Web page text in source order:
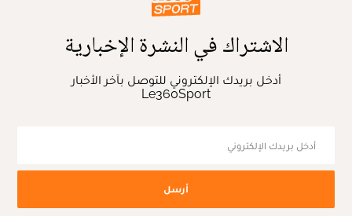
الاشتراك في النشرة الإخبارية
أدخل بريدك الإلكتروني للتوصل بآخر الأخبار
Le360Sport
أرسل